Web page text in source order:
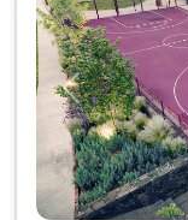
Anterior